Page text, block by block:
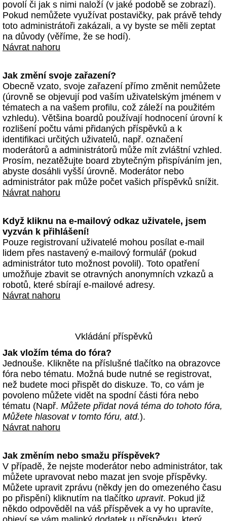
povolí či jak s nimi naloží (v jaké podobě se zobrazí).
Pokud nemůžete využívat postavičky, pak právě tehdy
toto administrátoři zakázali, a vy byste se měli zeptat
na důvody (věříme, že se hodí).
Návrat nahoru
Jak změní svoje zařazení?
Obecně vzato, svoje zařazení přímo změnit nemůžete
(úrovně se objevují pod vaším uživatelským jménem v
tématech a na vašem profilu, což záleží na použitém
vzhledu). Většina boardů používají hodnocení úrovní k
rozlišení počtu vámi přidaných příspěvků a k
identifikaci určitých uživatelů, např. označení
moderátorů a administrátorů může mít zvláštní vzhled.
Prosím, nezatěžujte board zbytečným přispíváním jen,
abyste dosáhli vyšší úrovně. Moderátor nebo
administrátor pak může počet vašich příspěvků snížit.
Návrat nahoru
Když kliknu na e-mailový odkaz uživatele, jsem
vyzván k přihlášení!
Pouze registrovaní uživatelé mohou posílat e-mail
lidem přes nastavený e-mailový formulář (pokud
administrátor tuto možnost povolil). Toto opatření
umožňuje zbavit se otravných anonymních vzkazů a
robotů, které sbírají e-mailové adresy.
Návrat nahoru
Vkládání příspěvků
Jak vložím téma do fóra?
Jednouše. Klikněte na příslušné tlačítko na obrazovce
fóra nebo tématu. Možná bude nutné se registrovat,
než budete moci přispět do diskuze. To, co vám je
povoleno můžete vidět na spodní části fóra nebo
tématu (Např. Můžete přidat nová téma do tohoto fóra,
Můžete hlasovat v tomto fóru, atd.).
Návrat nahoru
Jak změním nebo smažu příspěvek?
V případě, že nejste moderátor nebo administrátor, tak
můžete upravovat nebo mazat jen svoje příspěvky.
Můžete upravit zprávu (někdy jen do omezeného času
po přispění) kliknutím na tlačítko upravit. Pokud již
někdo odpověděl na váš příspěvek a vy ho upravíte,